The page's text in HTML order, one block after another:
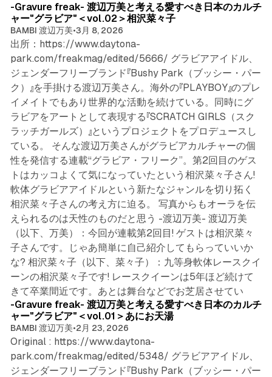
-Gravure freak- 渡辺万美と考える愛すべき日本のカルチ
ャー"グラビア"＜vol.02＞相沢菜々子
BAMBI 渡辺万美•3月 8, 2026
出所：https://www.daytona-
park.com/freakmag/edited/5666/ グラビアアイドル、
ジェンダーフリーブランド『Bushy Park（ブッシー・パー
ク）』を手掛ける渡辺万美さん。海外の『PLAYBOY』のプレ
イメイトでもあり世界的な活動を続けている。同時にグ
ラビアをアートとして表現する『SCRATCH GIRLS（スク
ラッチガールズ）』というプロジェクトをプロデュースし
ている。 そんな渡辺万美さんがグラビアカルチャーの個
性を発信する連載“グラビア・フリーク”。第2回目のゲス
トはカッコよくて気になっていたという相沢菜々子さん!
軟体グラビアアイドルという新たなジャンルを切り拓く
相沢菜々子さんの考え方に迫る。 写真からもオーラを伝
えられるのは天性のものだと思う -渡辺万美- 渡辺万美
（以下、万美）：今回が連載第2回目! ゲストは相沢菜々
子さんです。じゃあ簡単に自己紹介してもらっていいか
な? 相沢菜々子（以下、菜々子）：九等身軟体レースクイ
ーンの相沢菜々子です! レースクイーンは5年ほど続けて
きて卒業間近です。あとは舞台などでお芝居させてい
8 min read
-Gravure freak- 渡辺万美と考える愛すべき日本のカルチ
ャー"グラビア"＜vol.01＞あにお天湯
BAMBI 渡辺万美•2月 23, 2026
Original : https://www.daytona-
park.com/freakmag/edited/5348/ グラビアアイドル、
ジェンダーフリーブランド『Bushy Park（ブッシー・パー